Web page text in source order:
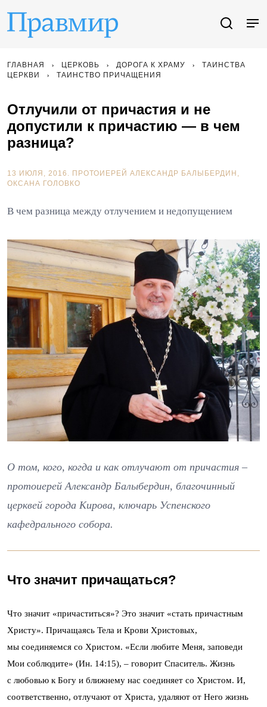
ГЛАВНАЯ ЦЕРКОВЬ ДОРОГА К ХРАМУ
ТАИНСТВА
ЦЕРКВИ
ТАИНСТВО ПРИЧАЩЕНИЯ
Отлучили от причастия и не
допустили к причастию — в чем
разница?
13 ИЮЛЯ, 2016. ПРОТОИЕРЕЙ АЛЕКСАНДР БАЛЫБЕРДИН
ОКСАНА ГОЛОВКО
В чем разница между отлучением и недопущением
О том, кого, когда и как отлучают от причастия –
протоиерей Александр Балыбердин, благочинный
церквей города Кирова, ключарь Успенского
кафедрального собора.
Что значит причащаться?
Что значит «причаститься»? Это значит «стать причастным
Христу». Причащаясь Тела и Крови Христовых,
мы соединяемся со Христом. «Если любите Меня, заповеди
Мои соблюдите» (Ин. 14:15), – говорит Спаситель. Жизнь
с любовью к Богу и ближнему нас соединяет со Христом. И,
соответственно, отлучают от Христа, удаляют от Него жизнь